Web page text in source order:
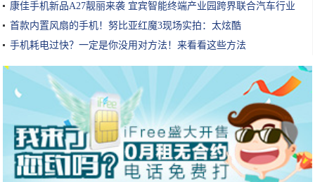
康佳手机新品A27靓丽来袭 宜宾智能终端产业园跨界联合汽车行业
首款内置风扇的手机！努比亚红魔3现场实拍：太炫酷
手机耗电过快？一定是你没用对方法！来看看这些方法